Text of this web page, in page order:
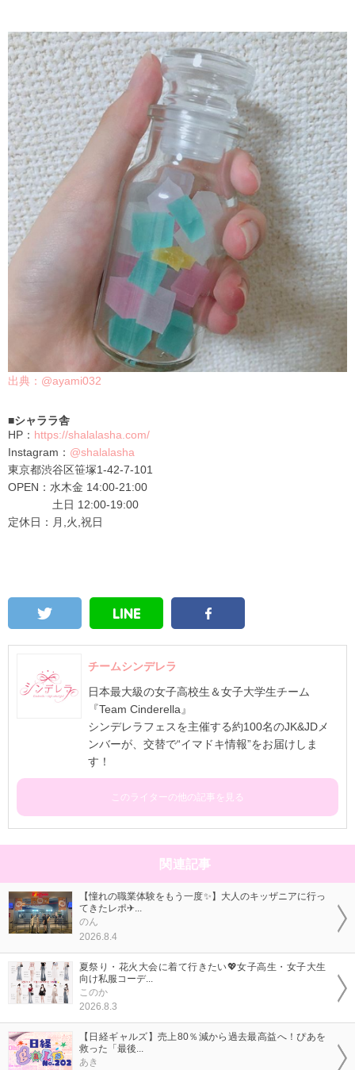
出典：@ayami032
■シャララ舎
HP： https://shalalasha.com/
Instagram： @shalalasha
東京都渋谷区笹塚1-42-7-101
OPEN：水木金 14:00-21:00
土日 12:00-19:00
定休日：月,火,祝日
チームシンデレラ
日本最大級の女子高校生＆女子大学生チーム
『Team Cinderella』
シンデレラフェスを主催する約100名のJK&JDメ
ンバーが、交替で“イマドキ情報”をお届けしま
す！
このライターの他の記事を見る
関連記事
【憧れの職業体験をもう一度✨】大人のキッザニアに行っ
てきたレポ✈...
のん
2026.8.4
夏祭り・花火大会に着て行きたい💖女子高生・女子大生
向け私服コーデ...
このか
2026.8.3
【日経ギャルズ】売上80％減から過去最高益へ！ぴあを
救った「最後...
あき